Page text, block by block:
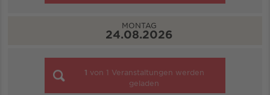
MONTAG
24.08.2026
1 von 1 Veranstaltungen werden
geladen